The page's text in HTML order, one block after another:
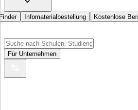
Infomaterialbestellung Kostenlose
Für Unternehmen